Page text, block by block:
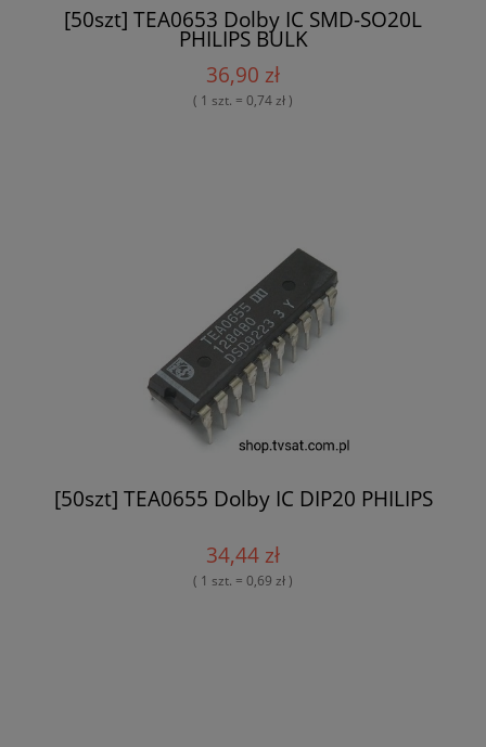
[50szt] TEA0653 Dolby IC SMD-SO20L
PHILIPS BULK
36,90 zł
( 1 szt. = 0,74 zł )
[50szt] TEA0655 Dolby IC DIP20 PHILIPS
34,44 zł
( 1 szt. = 0,69 zł )